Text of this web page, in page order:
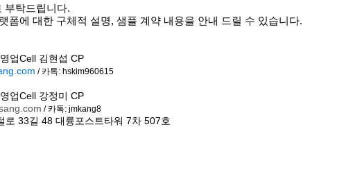
부탁드립니다.
폼에 대한 구체적 설명, 샘플 계약 내용을 안내 드릴 수 있습니다.
업Cell 김현섭 CP
/카톡: hskim960615
업Cell 강정미 CP
/카톡: jmkang8
로 33길 48 대륭포스트타워 7차 507호